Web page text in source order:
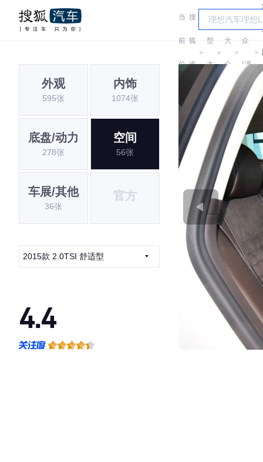
当
前
位
搜
狐
汽
车
＞
车
型
大
全
＞
大
众
＞
大
众
(进
口)
＞
外观
595张
内饰
1074张
底盘/动力
278张
空间
56张
车展/其他
36张
官方
2015款 2.0TSI 舒适型
4.4